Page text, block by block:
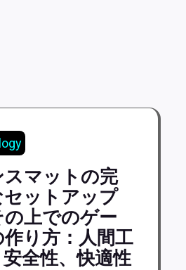
スマットの完
セットアップ
の上でのゲー
作り方：人間工
全性、快適性